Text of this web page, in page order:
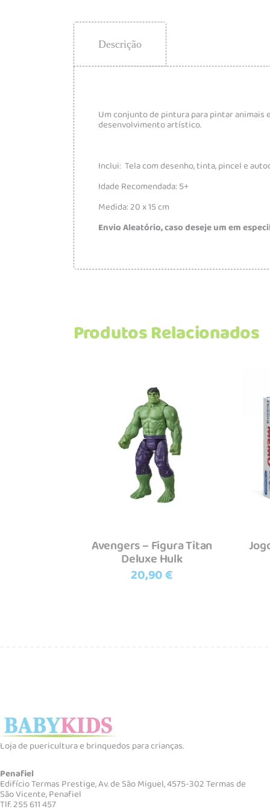
Descrição
Um conjunto de pintura para pintar animais
desenvolvimento artístico.
Inclui: Tela com desenho, tinta, pincel e
Idade Recomendada: 5+
Medida: 20 x 15 cm
Envio Aleatório, caso deseje um em
Produtos Relacionados
Adicionar
Avengers – Figura Titan
Deluxe Hulk
20,90€
Loja de puericultura e brinquedos para crianças.
Penafiel
Edifício Termas Prestige, Av. de São Miguel, 4575-302 Termas de
São Vicente, Penafiel
Tlf. 255 611 457